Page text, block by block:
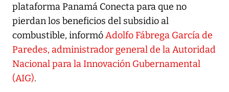
plataforma Panamá Conecta para que no
pierdan los beneficios del subsidio al
combustible, informóAdolfo Fábrega García de
Paredes, administrador general de la Autoridad
Nacional para la Innovación Gubernamental
(AIG).